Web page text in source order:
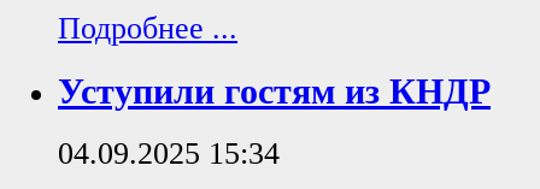
Подробнее ...
Уступили гостям из КНДР
04.09.2025 15:34